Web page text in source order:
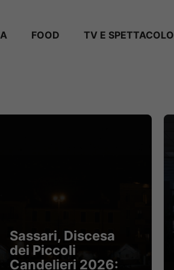
FOOD TV E SPETTACOLO
Sassari, Discesa
dei Piccoli
Candelieri 2026: